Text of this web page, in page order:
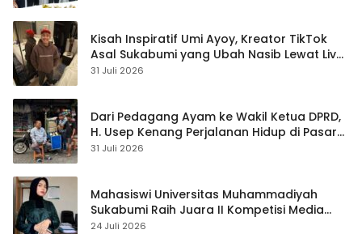
Kisah Inspiratif Umi Ayoy, Kreator TikTok
Asal Sukabumi yang Ubah Nasib Lewat Live
Streaming
31 Juli 2026
Dari Pedagang Ayam ke Wakil Ketua DPRD,
H. Usep Kenang Perjalanan Hidup di Pasar
Cisaat
31 Juli 2026
Mahasiswi Universitas Muhammadiyah
Sukabumi Raih Juara II Kompetisi Media
Pembelajaran Digital Tingkat Internasional
24 Juli 2026